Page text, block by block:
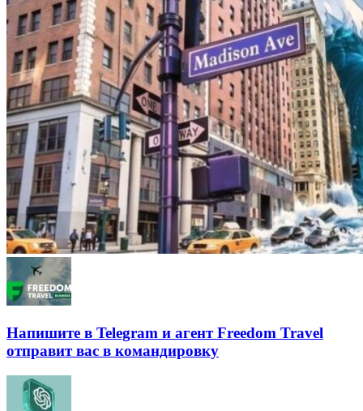
Напишите в Telegram и агент Freedom Travel
отправит вас в командировку